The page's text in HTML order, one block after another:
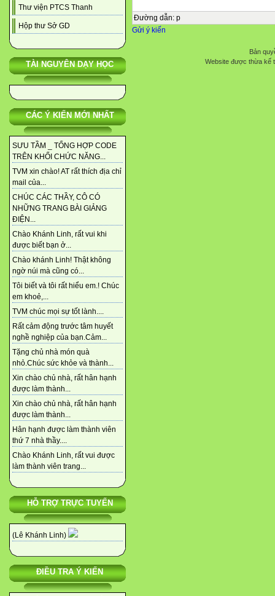
Thư viện PTCS Thanh
Hộp thư Sở GD
TÀI NGUYÊN DẠY HỌC
CÁC Ý KIẾN MỚI NHẤT
SƯU TẦM _ TỔNG HỢP CODE
TRÊN KHỐI CHỨC NĂNG...
TVM xin chào! AT rất thích địa chỉ
mail của...
CHÚC CÁC THẦY, CÔ CÓ
NHỮNG TRANG BÀI GIẢNG
ĐIỆN...
Chào Khánh Linh, rất vui khi
được biết bạn ở...
Chào khánh Linh! Thật không
ngờ núi mà cũng có...
Tôi biết và tôi rất hiểu em.! Chúc
em khoẻ,...
TVM chúc mọi sự tốt lành....
Rất cảm động trước tâm huyết
nghề nghiệp của bạn.Cảm...
Tặng chủ nhà món quà
nhỏ.Chúc sức khỏe và thành...
Xin chào chủ nhà, rất hân hạnh
được làm thành...
Xin chào chủ nhà, rất hân hạnh
được làm thành...
Hân hạnh được làm thành viên
thứ 7 nhà thầy....
Chào Khánh Linh, rất vui được
làm thành viên trang...
HỖ TRỢ TRỰC TUYẾN
(Lê Khánh Linh)
ĐIỀU TRA Ý KIẾN
Đường dẫn: p
Gửi ý kiến
Bản
Website được thừa kế